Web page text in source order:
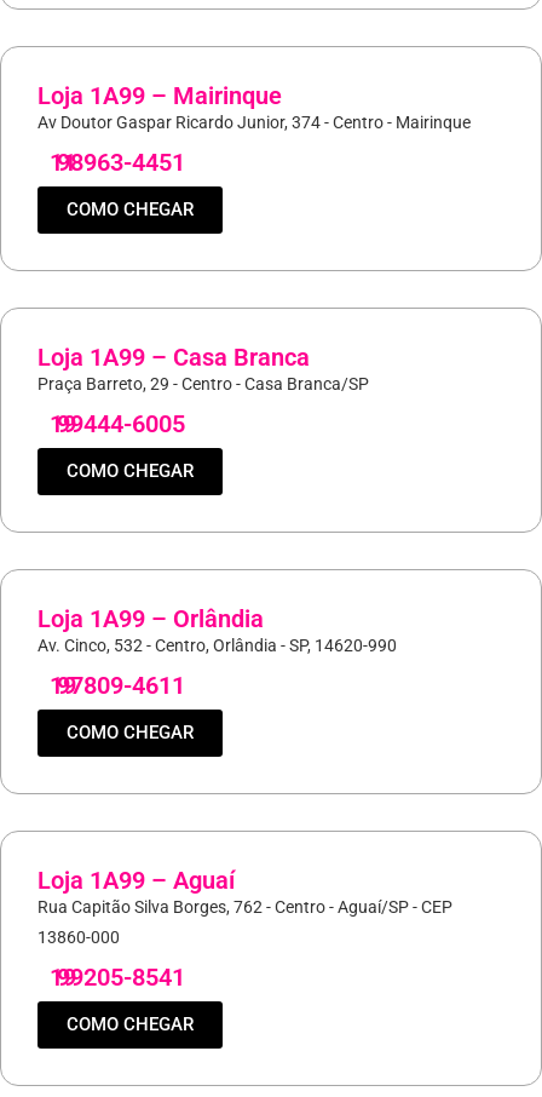
Loja 1A99 – Mairinque
Av Doutor Gaspar Ricardo Junior, 374 - Centro - Mairinque
11
98963-4451
COMO CHEGAR
Loja 1A99 – Casa Branca
Praça Barreto, 29 - Centro - Casa Branca/SP
19
99444-6005
COMO CHEGAR
Loja 1A99 – Orlândia
Av. Cinco, 532 - Centro, Orlândia - SP, 14620-990
19
97809-4611
COMO CHEGAR
Loja 1A99 – Aguaí
Rua Capitão Silva Borges, 762 - Centro - Aguaí/SP - CEP
13860-000
19
99205-8541
COMO CHEGAR